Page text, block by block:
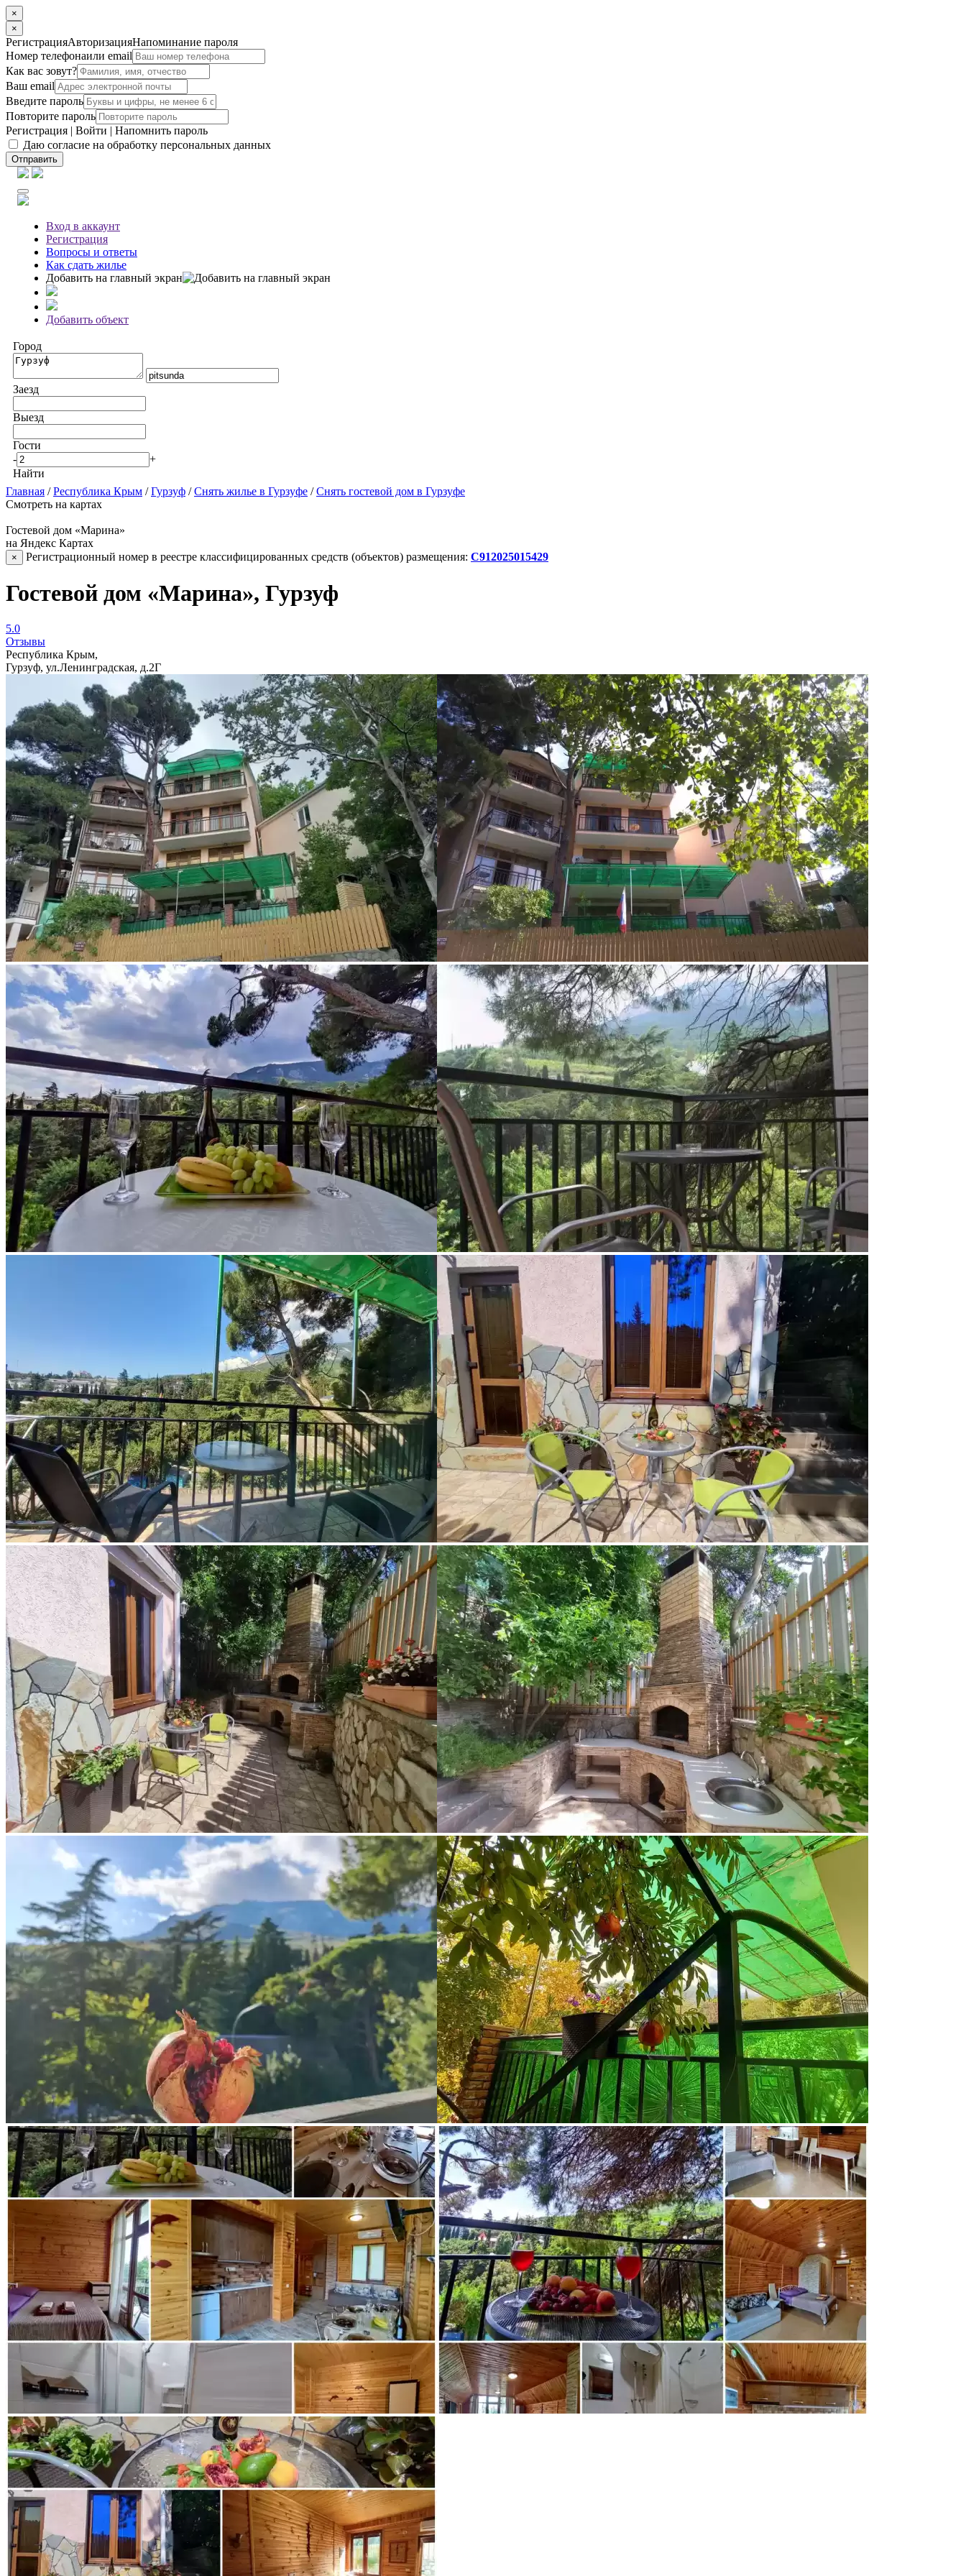
×
×
РегистрацияАвторизацияНапоминание пароля
Номер телефонаили email
Как вас зовут?
Ваш email
Введите пароль
Повторите пароль
Регистрация | Войти | Напомнить пароль
Даю согласие на обработку персональных данных
Отправить
Вход в аккаунт
Регистрация
Вопросы и ответы
Как сдать жилье
Добавить на главный экран
Добавить объект
Город
Заезд
Выезд
Гости
-
+
Найти
Главная /Республика Крым /Гурзуф /Снять жилье в Гурзуфе /Снять гостевой дом в Гурзуфе
Смотреть на картах
Гостевой дом «Марина»
на Яндекс Картах
× Регистрационный номер в реестре классифицированных средств (объектов) размещения: С912025015429
Гостевой дом «Марина», Гурзуф
5.0
Отзывы
Республика Крым,
Гурзуф, ул.Ленинградская, д.2Г